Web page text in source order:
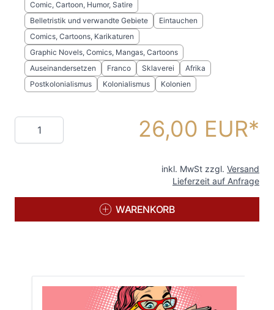
Comic, Cartoon, Humor, Satire
Belletristik und verwandte Gebiete
Eintauchen
Comics, Cartoons, Karikaturen
Graphic Novels, Comics, Mangas, Cartoons
Auseinandersetzen
Franco Sklaverei
Afrika
Postkolonialismus
Kolonialismus Kolonien
Menge 26,00 EUR
inkl. MwSt zzgl. Versand
Lieferzeit auf Anfrage
WARENKORB